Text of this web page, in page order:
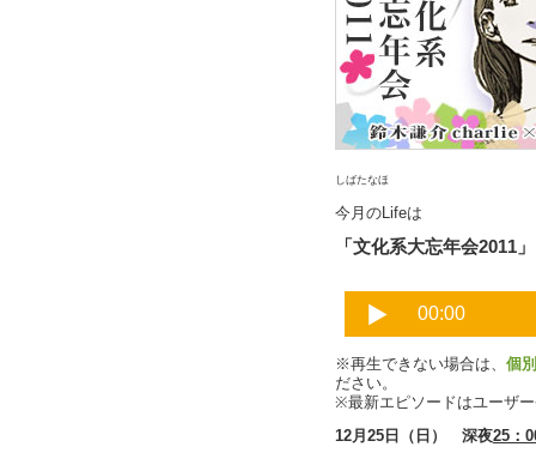
しばたなほ
今月のLifeは
「文化系大忘年会2011」
※再生できない場合は、 個
ださい。
※最新エピソードはユーザ
12月25日（日） 深夜25：